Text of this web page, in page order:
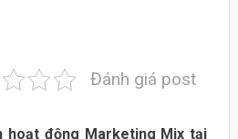
Đánh giá post
hoạt động Marketing Mix tại